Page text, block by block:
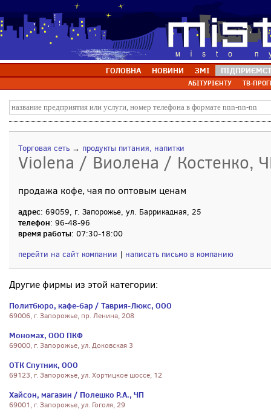
ГОЛОВНА НОВИНИ ЗМІ
АБІТУРІЄНТУ ТВ-
Торговая сеть → продукты питания, напитки
Violena / Виолена / Костенко,
продажа кофе, чая по оптовым ценам
адрес: 69059, г. Запорожье, ул. Баррикадная, 25
телефон: 96-48-96
время работы: 07:30-18:00
перейти на сайт компании | написать письмо в компанию
Другие фирмы из этой категории:
Политбюро, кафе-бар / Таврия-Люкс, ООО
69006, г. Запорожье, пр. Ленина, 208
Мономах, ООО ПКФ
69000, г. Запорожье, ул. Доковская 3
ОТК Спутник, ООО
69123, г. Запорожье, ул. Хортицкое шоссе, 12
Хайсон, магазин / Полешко Р.А., ЧП
69001, г. Запорожье, ул. Гоголя, 29